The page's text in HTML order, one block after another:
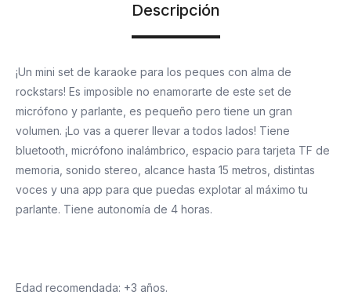
Descripción
¡Un mini set de karaoke para los peques con alma de
rockstars! Es imposible no enamorarte de este set de
micrófono y parlante, es pequeño pero tiene un gran
volumen. ¡Lo vas a querer llevar a todos lados! Tiene
bluetooth, micrófono inalámbrico, espacio para tarjeta TF de
memoria, sonido stereo, alcance hasta 15 metros, distintas
voces y una app para que puedas explotar al máximo tu
parlante. Tiene autonomía de 4 horas.
Edad recomendada: +3 años.